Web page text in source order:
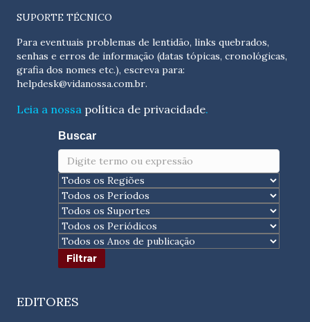
SUPORTE TÉCNICO
Para eventuais problemas de lentidão, links quebrados,
senhas e erros de informação (datas tópicas, cronológicas,
helpdesk@vidanossa.com.br.
Leia a nossa política de privacidade.
Buscar
EDITORES